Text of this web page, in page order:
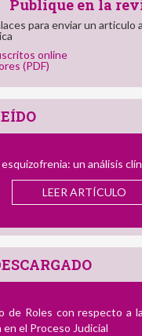
Publique en la
para enviar un articulo
online
(PDF)
un análisis
LEER ARTÍCULO
de Roles con respecto a
en el Proceso Judicial